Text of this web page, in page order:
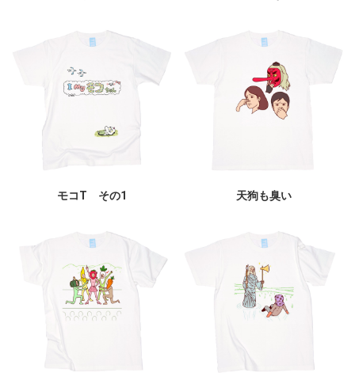
モコT その1 天狗も臭い